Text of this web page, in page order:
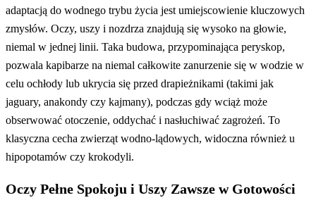
adaptacją do wodnego trybu życia jest umiejscowienie kluczowych
zmysłów. Oczy, uszy i nozdrza znajdują się wysoko na głowie,
niemal w jednej linii. Taka budowa, przypominająca peryskop,
pozwala kapibarze na niemal całkowite zanurzenie się w wodzie w
celu ochłody lub ukrycia się przed drapieżnikami (takimi jak
jaguary, anakondy czy kajmany), podczas gdy wciąż może
obserwować otoczenie, oddychać i nasłuchiwać zagrożeń. To
klasyczna cecha zwierząt wodno-lądowych, widoczna również u
hipopotamów czy krokodyli.
Oczy Pełne Spokoju i Uszy Zawsze w Gotowości